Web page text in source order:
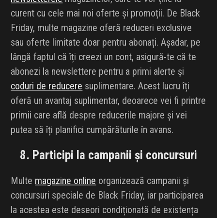
curent cu cele mai noi oferte și promoții. De Black
Friday, multe magazine oferă reduceri exclusive
sau oferte limitate doar pentru abonați. Așadar, pe
lângă faptul că îți creezi un cont, asigură-te că te
abonezi la newslettere pentru a primi alerte și
coduri de reducere suplimentare. Acest lucru îți
oferă un avantaj suplimentar, deoarece vei fi printre
primii care află despre reducerile majore și vei
putea să îți planifici cumpărăturile în avans.
8. Participi la campanii și concursuri
Multe magazine online organizează campanii și
concursuri speciale de Black Friday, iar participarea
la acestea este deseori condiționată de existența